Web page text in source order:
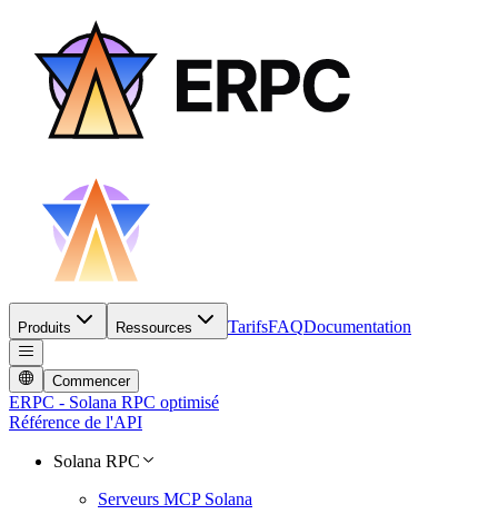
Produits Ressources TarifsFAQDocumentation
Commencer
ERPC - Solana RPC optimisé
Référence de l'API
Solana RPC
Serveurs MCP Solana